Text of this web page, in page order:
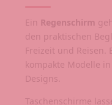
Ein Regenschirm
den praktischen
Freizeit und Reisen.
kompakte Modelle
Designs.
Taschenschirme